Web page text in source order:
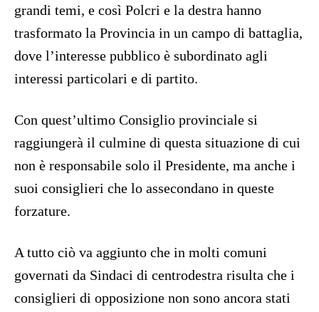
grandi temi, e così Polcri e la destra hanno
trasformato la Provincia in un campo di battaglia,
dove l’interesse pubblico è subordinato agli
interessi particolari e di partito.
Con quest’ultimo Consiglio provinciale si
raggiungerà il culmine di questa situazione di cui
non è responsabile solo il Presidente, ma anche i
suoi consiglieri che lo assecondano in queste
forzature.
A tutto ciò va aggiunto che in molti comuni
governati da Sindaci di centrodestra risulta che i
consiglieri di opposizione non sono ancora stati